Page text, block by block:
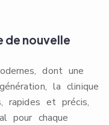
de nouvelle
dont une
la clinique
rapides et précis,
pour chaque